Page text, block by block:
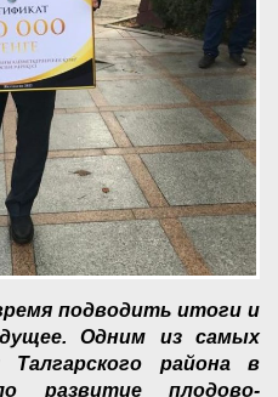
подводить итоги и
Одним из самых
района в
развитие плодово-